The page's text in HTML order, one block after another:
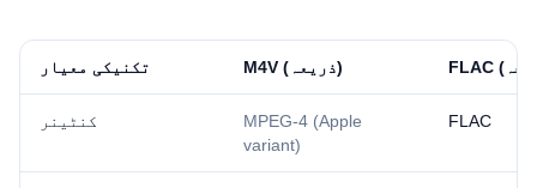
تکنیکی معیار ⁦M4V⁩ (ذریعہ)
کنٹینر
MPEG-4 (Apple
variant)
FLAC